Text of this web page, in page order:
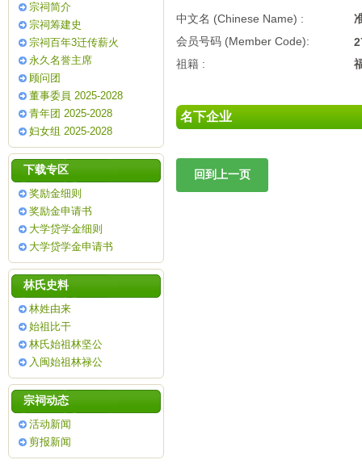
宗祠简介
宗祠筹建史
宗祠百年3迁传薪火
永久名誉主席
顾问团
董事委員 2025-2028
青年团 2025-2028
妇女组 2025-2028
下载专区
奖励金细则
奖励金申请书
大学贷学金细则
大学贷学金申请书
林氏史料
林姓由来
始祖比干
林氏始祖林坚公
入闽始祖林禄公
宗祠动态
活动新闻
剪报新闻
中文名 (Chinese Name) :
会员号码 (Member Code):
祖籍 :
名下企业